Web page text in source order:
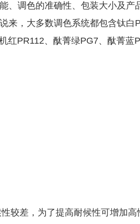
、调色的准确性、包装大小及产
来，大多数调色系统都包含钛白
红PR112、酞菁绿PG7、酞菁蓝
较差，为了提高耐候性可增加